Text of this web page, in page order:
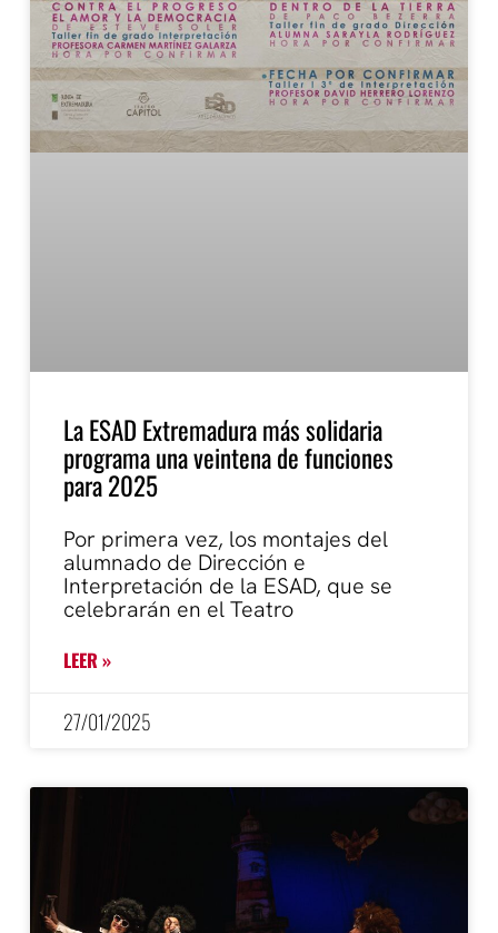
La ESAD Extremadura más solidaria
programa una veintena de funciones
para 2025
Por primera vez, los montajes del
alumnado de Dirección e
Interpretación de la ESAD, que se
celebrarán en el Teatro
LEER »
27/01/2025